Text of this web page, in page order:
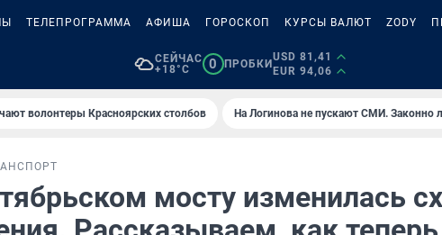
ТЕЛЕПРОГРАММА АФИША ГОРОСКОП КУРСЫ ВАЛЮТ ZODY
СЕЙЧАС
+18°C
0 ПРОБКИ
USD 81,41
EUR 94,06
волонтеры Красноярских столбов На Логинова не пускают СМИ. Законно
мосту изменилась